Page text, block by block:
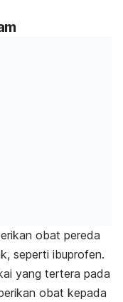
obat pereda
seperti ibuprofen.
yang tertera pada
obat kepada